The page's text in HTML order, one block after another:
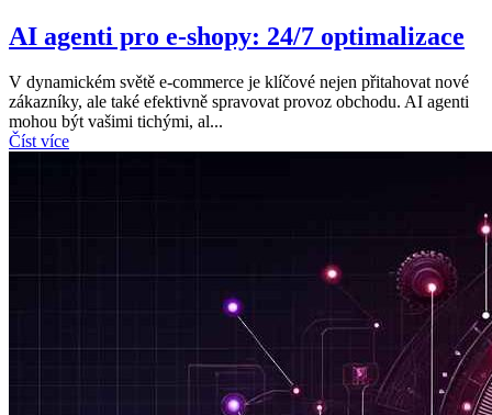
AI agenti pro e-shopy: 24/7 optimalizace
V dynamickém světě e-commerce je klíčové nejen přitahovat nové
zákazníky, ale také efektivně spravovat provoz obchodu. AI agenti
mohou být vašimi tichými, al...
Číst více